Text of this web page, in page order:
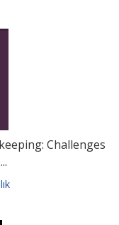
Challenges